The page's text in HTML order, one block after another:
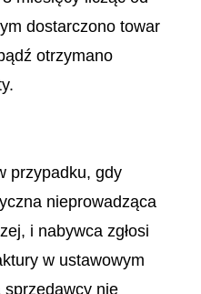
dostarczono towar
otrzymano
przypadku, gdy
nieprowadząca
i nabywca zgłosi
w ustawowym
sprzedawcy nie